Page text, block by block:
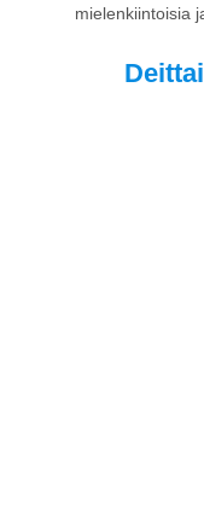
mielenkiintoisia